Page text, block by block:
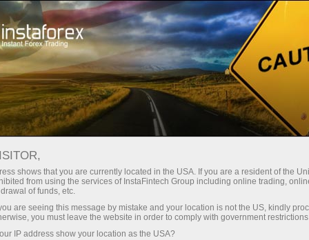
مع إنستا فوركس، يمكنك الوصول إلى
إلى 1:5000، وبعض من أفضل فروق
الأسعار والعمولات في السوق، وظروف
صغير الحجم
30% مكافأة
لكل إيداع
shows that you are currently located in the USA. If you are a resident of the
from using the services of InstaFintech Group including online trading,
of funds, etc.
are seeing this message by mistake and your location is not the US, kindly
you must leave the website in order to comply with government
IP address show your location as the USA?